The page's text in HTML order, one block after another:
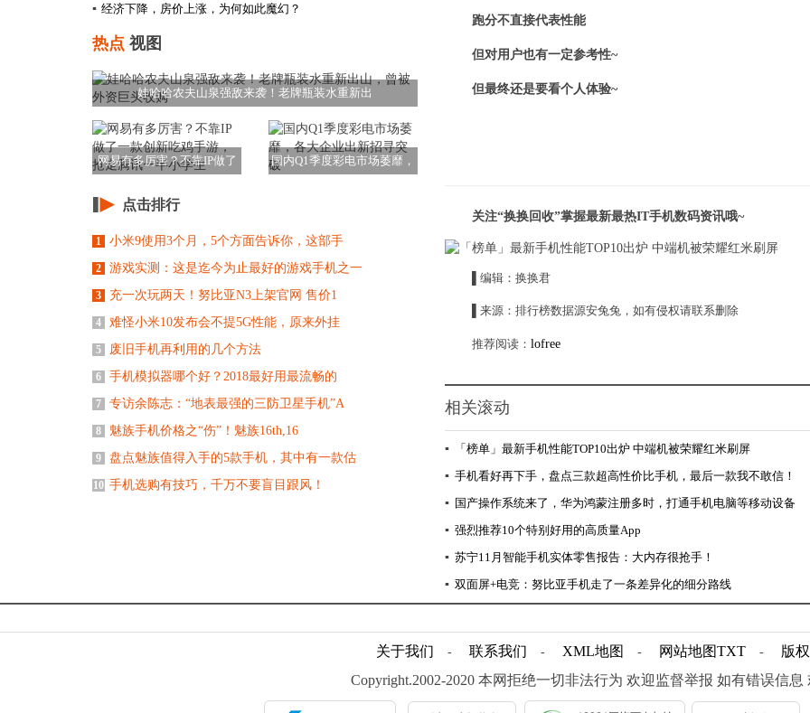
▪ 经济下降，房价上涨，为何如此魔幻？
热点 视图
娃哈哈农夫山泉强敌来袭！老牌瓶装水重新出
网易有多厉害？不靠IP做了
国内Q1季度彩电市场萎靡，
点击排行
1 小米9使用3个月，5个方面告诉你，这部手
2 游戏实测：这是迄今为止最好的游戏手机之一
3 充一次玩两天！努比亚N3上架官网 售价1
4 难怪小米10发布会不提5G性能，原来外挂
5 废旧手机再利用的几个方法
6 手机模拟器哪个好？2018最好用最流畅的
7 专访余陈志：“地表最强的三防卫星手机”A
8 魅族手机价格之“伤”！魅族16th,16
9 盘点魅族值得入手的5款手机，其中有一款估
10 手机选购有技巧，千万不要盲目跟风！
跑分不直接代表性能
但对用户也有一定参考性~
但最终还是要看个人体验~
关注“换换回收”掌握最新最热IT手机数码资讯哦~
▌编辑：换换君
▌来源：排行榜数据源安兔兔，如有侵权请联系删除
推荐阅读： lofree
相关滚动
▪
「榜单」最新手机性能TOP10出炉 中端机被荣耀红米刷屏
▪ 手机看好再下手，盘点三款超高性价比手机，最后一款我不敢信！
▪ 国产操作系统来了，华为鸿蒙注册多时，打通手机电脑等移动设备
▪ 强烈推荐10个特别好用的高质量App
▪ 苏宁11月智能手机实体零售报告：大内存很抢手！
▪ 双面屏+电竞：努比亚手机走了一条差异化的细分路线
关于我们 - 联系我们 - XML地图 - 网站地图TXT -
版
Copyright.2002-2020 本网拒绝一切非法行为 欢迎监督举报 如有错误信息